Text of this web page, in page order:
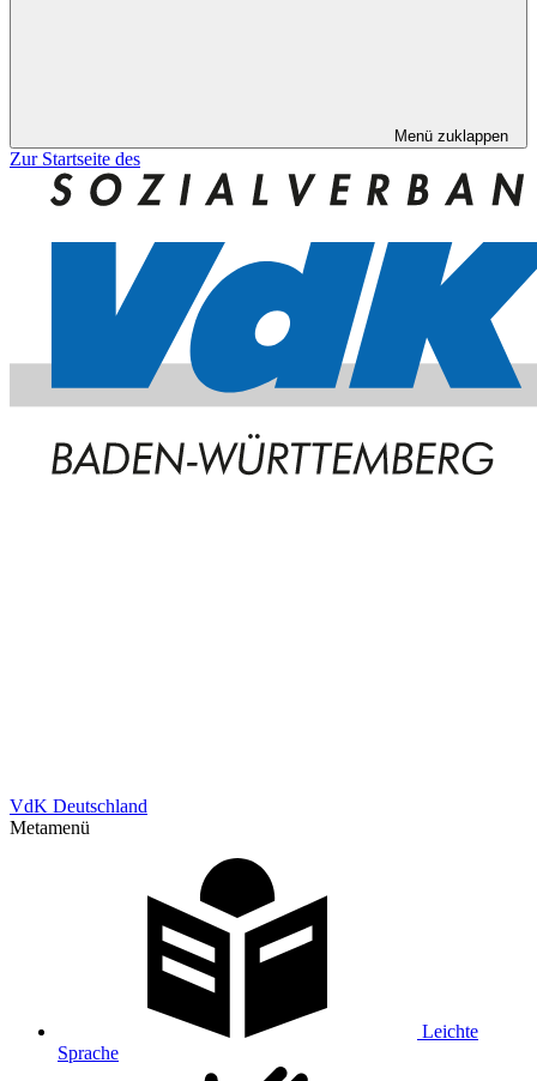
Menü zuklappen
Zur Startseite des
VdK Deutschland
Metamenü
Leichte
Sprache